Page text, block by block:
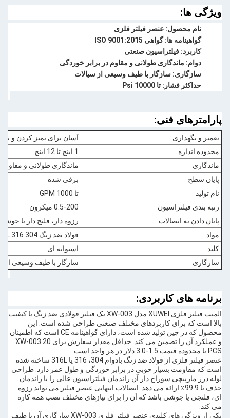
ویژگی ها:
نام محصول: عنصر فیلتر فلزی
گواهینامه ها: گواهی ISO 9001:2015
کاربرد: فیلتراسیون صنعتی
دوام: ماندگاری طولانی و مقاوم در برابر خوردگی
سازگاری: سازگار با طیف وسیعی از سیالات
حداکثر فشار: تا 10000 Psi
پارامترهای فنی:
تعمیر و نگهداری
آسان برای تمیز کردن و
محدوده اندازه
1 اینچ تا 12 اینچ
ماندگاری
ماندگاری طولانی و مقاوم
پایان سطح
برقی شده
نام تولید
تا 1000 GPM
رتبه بندی فیلتراسیون
0.5-200 میکرون
پایان دادن به اتصالات
رزوه دار، فلنج دار یا
مواد
فولاد ضد زنگ 304 316 316L
کلید
استوانه ای
سازگاری
سازگار با طیف وسیعی از
برنامه های کاربردی:
المنت فیلتر فلزی XUWEI مدل XW-003 یک فیلتر فولادی ضد زنگ با کیفیت
بالا است که برای کاربردهای مختلف صنعتی طراحی شده است. این
محصول که در چین تولید شده است، دارای گواهینامه CE است که اطمینان
و عملکرد آن را تضمین می کند. حداقل مقدار سفارش برای XW-003 20
PCS با محدوده قیمت 1.5-3.0 دلار در هر واحد است.
عنصر فیلتر فلزی از فولاد ضد زنگ بادوام 304، 316 یا 316L ساخته شده
است که مقاومت بسیار خوبی در برابر خوردگی و طول عمر دارد. طراحی
لوله درز مارپیچی سوراخ دار آن راندمان فیلتراسیون عالی را با راندمان
حذف تا 99.9٪ ارائه می دهد. اتصالات انتهایی عنصر فیلتر می تواند رزوه
ای، فلنجی یا جوشی باشد که آن را برای نیازهای مختلف نصب همه کاره
می کند.
یکی از ویژگی های کلیدی عنصر فیلتر فلزی XW-003 سازگاری آن با طیف